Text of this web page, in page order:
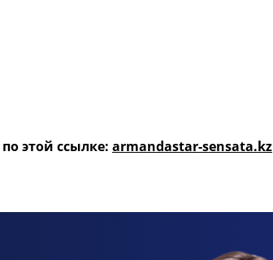
этой ссылке: armandastar-sensata.kz